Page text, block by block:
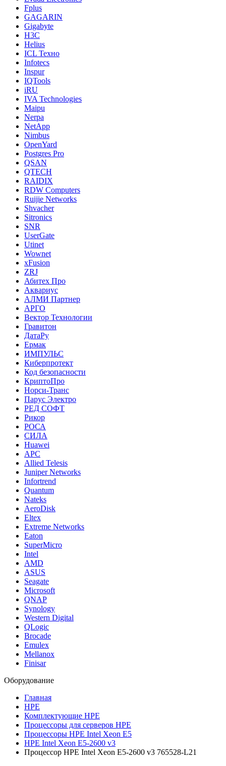
Fplus
GAGARIN
Gigabyte
H3C
Helius
ICL Техно
Infotecs
Inspur
IQTools
iRU
IVA Technologies
Maipu
Nerpa
NetApp
Nimbus
OpenYard
Postgres Pro
QSAN
QTECH
RAIDIX
RDW Computers
Ruijie Networks
Shvacher
Sitronics
SNR
UserGate
Utinet
Wownet
xFusion
ZRJ
Абитех Про
Аквариус
АЛМИ Партнер
АРГО
Вектор Технологии
Гравитон
ДатаРу
Ермак
ИМПУЛЬС
Киберпротект
Код безопасности
КриптоПро
Норси-Транс
Парус Электро
РЕД СОФТ
Рикор
РОСА
СИЛА
Huawei
APC
Allied Telesis
Juniper Networks
Infortrend
Quantum
Nateks
AeroDisk
Eltex
Extreme Networks
Eaton
SuperMicro
Intel
AMD
ASUS
Seagate
Microsoft
QNAP
Synology
Western Digital
QLogic
Brocade
Emulex
Mellanox
Finisar
Оборудование
Главная
HPE
Комплектующие HPE
Процессоры для серверов HPE
Процессоры HPE Intel Xeon E5
HPE Intel Xeon E5-2600 v3
Процессор HPE Intel Xeon E5-2600 v3 765528-L21